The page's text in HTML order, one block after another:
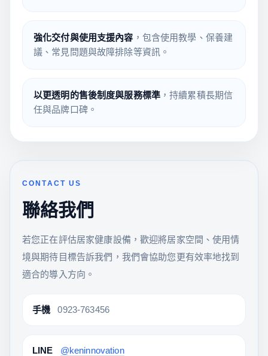
強化交付與使用支援內容 ，包含使用教學、保養建
議、常見問題與故障排除等資訊。
以更透明的售後制度與服務標準，持續累積長期信
任與品牌口碑。
CONTACT US
聯絡我們
若您正在評估居家健康設備，歡迎將居家空間、使用情
境與期待目標告訴我們，我們會協助您更有效率地找到
適合的導入方向。
手機 0923-763456
LINE @keninnovation